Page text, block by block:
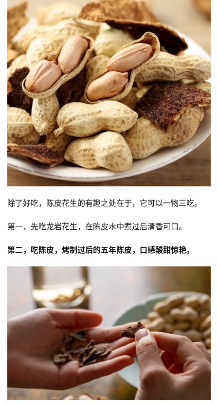
除了好吃，陈皮花生的有趣之处在于，它可以一物三吃。
第一，先吃龙岩花生，在陈皮水中煮过后清香可口。
第二，吃陈皮，烤制过后的五年陈皮，口感酸甜惊艳。